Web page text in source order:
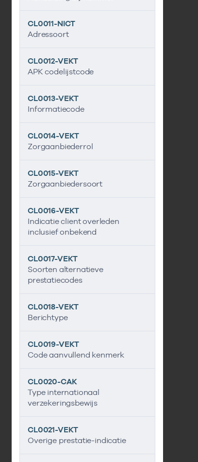
CL0011-NICT
Adressoort
CL0012-VEKT
APK codelijstcode
CL0013-VEKT
Informatiecode
CL0014-VEKT
Zorgaanbiederrol
CL0015-VEKT
Zorgaanbiedersoort
CL0016-VEKT
Indicatie client overleden
inclusief onbekend
CL0017-VEKT
Soorten alternatieve
prestatiecodes
CL0018-VEKT
Berichtype
CL0019-VEKT
Code aanvullend kenmerk
CL0020-CAK
Type internationaal
verzekeringsbewijs
CL0021-VEKT
Overige prestatie-indicatie